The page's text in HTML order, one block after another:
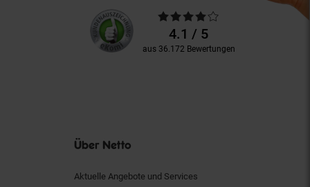
Unsere
Kundenbewertungen
Durchschnittliche
Bewertungen4.1 / 5
aus 36.172 Bewertungen
Über Netto
Aktuelle Angebote und Services